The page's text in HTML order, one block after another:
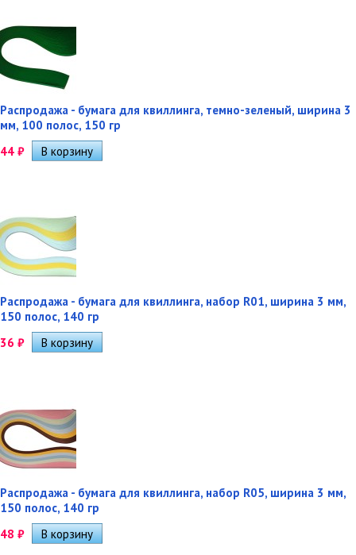
Распродажа - бумага для квиллинга, темно-зеленый, ширина 3
мм, 100 полос, 150 гр
44 ₽
Распродажа - бумага для квиллинга, набор R01, ширина 3 мм,
150 полос, 140 гр
36 ₽
Распродажа - бумага для квиллинга, набор R05, ширина 3 мм,
150 полос, 140 гр
48 ₽